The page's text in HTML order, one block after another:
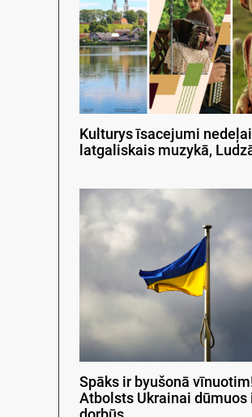
Kulturys īsacejumi
latgaliskais muzykā,
Spāks ir byušonā
Atbolsts Ukrainai dūmuos